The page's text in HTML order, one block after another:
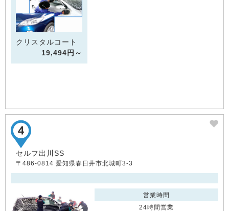
クリスタルコート
19,494円～
セルフ出川SS
〒486-0814 愛知県春日井市北城町3-3
営業時間
24時間営業